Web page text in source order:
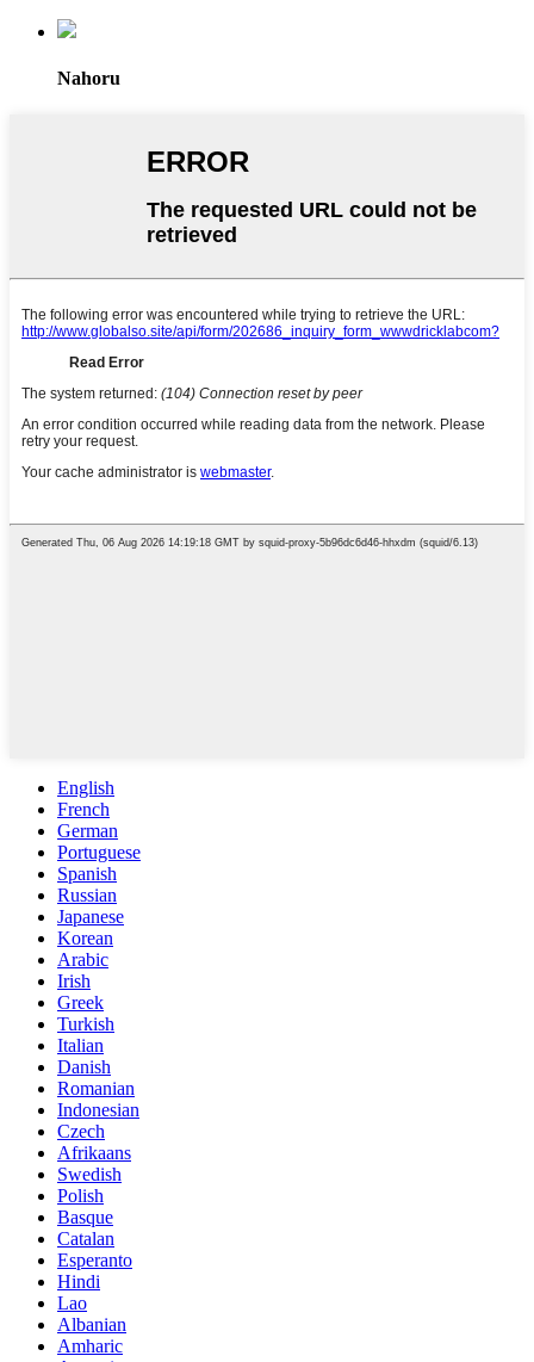
Nahoru
English
French
German
Portuguese
Spanish
Russian
Japanese
Korean
Arabic
Irish
Greek
Turkish
Italian
Danish
Romanian
Indonesian
Czech
Afrikaans
Swedish
Polish
Basque
Catalan
Esperanto
Hindi
Lao
Albanian
Amharic